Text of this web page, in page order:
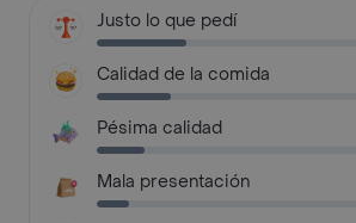
Justo lo que pedí
Calidad de la comida
Pésima calidad
Mala presentación